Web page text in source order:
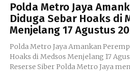
Polda Metro Jaya
Diduga Sebar Hoaks di
Menjelang 17 Agustus
Polda Metro Jaya Amankan
Hoaks di Medsos Menjelang 17 Agustus
Reserse Siber Polda Metro Jaya